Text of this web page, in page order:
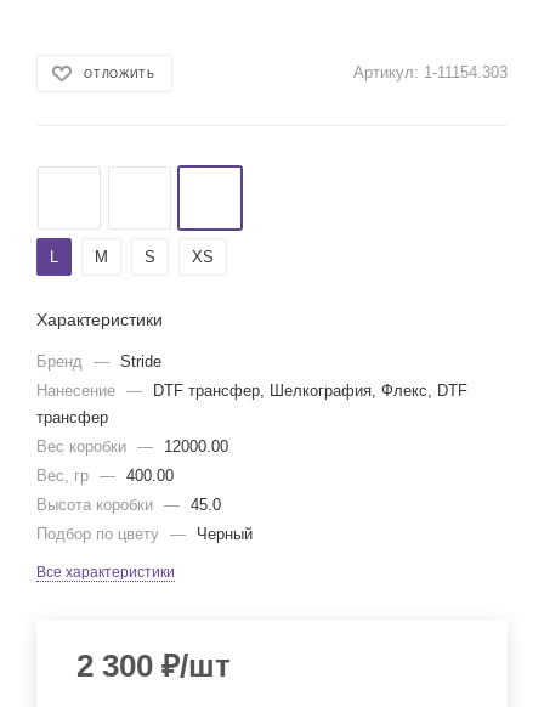
ОТЛОЖИТЬ Артикул: 1-11154.303
L M S XS
Характеристики
Бренд — Stride
Нанесение —
DTF трансфер, Шелкография, Флекс, DTF
трансфер
Вес коробки —
12000.00
Вес, гр — 400.00
Высота коробки — 45.0
Подбор по цвету — Черный
Все характеристики
2 300 ₽/шт